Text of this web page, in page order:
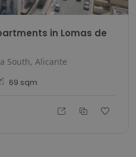
in Lomas de
South, Alicante
69 sqm